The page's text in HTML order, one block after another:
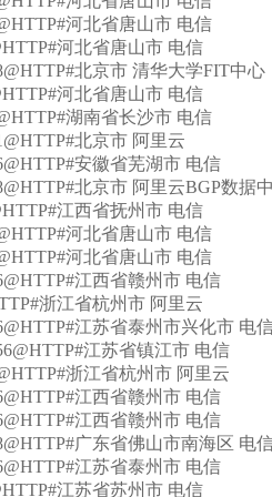
河北省唐山市 电信
河北省唐山市 电信
北京市 清华大学FIT中心
河北省唐山市 电信
湖南省长沙市 电信
北京市 阿里云
安徽省芜湖市 电信
北京市 阿里云BGP数据
江西省抚州市 电信
河北省唐山市 电信
河北省唐山市 电信
江西省赣州市 电信
浙江省杭州市 阿里云
江苏省泰州市兴化市 电
江苏省镇江市 电信
浙江省杭州市 阿里云
江西省赣州市 电信
江西省赣州市 电信
广东省佛山市南海区 电
江苏省泰州市 电信
江苏省苏州市 电信